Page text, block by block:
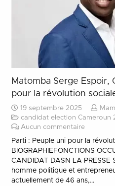
Matomba Serge Espoir,
pour la révolution
19 septembre 2025
candidat election Cameroun
Aucun commentaire
Parti : Peuple uni pour la
BIOGRAPHIEFONCTIONS
CANDIDAT DASN LA PRESSE
homme politique et
actuellement de 46 ans,…